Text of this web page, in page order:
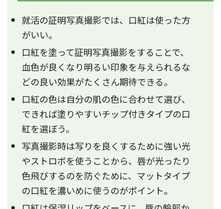
就活の証明写真撮影では、口紅は使った方
がいい。
口紅を塗って証明写真撮影をすることで、
血色が良くなり明るい印象を与えられるな
どの良い効果がたくさん期待できる。
口紅の色は自分の肌の色に合わせて選び、
できれば塗りやすいチップ付きタイプの口
紅を選ぼう。
写真撮影時は写りを良くするために強い光
やストロボを使うことから、唇が光ったり
色飛びするのを防ぐために、マットタイプ
の口紅を濃いめに使うのがポイント。